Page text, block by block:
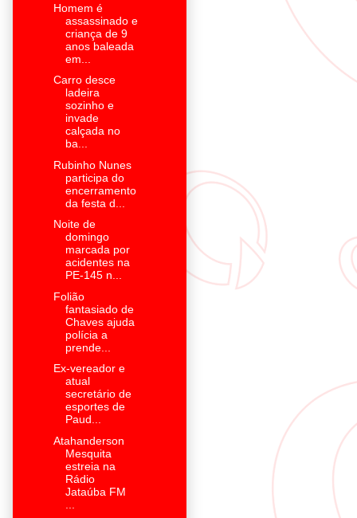
Homem é
assassinado e
criança de 9
anos baleada
em...
Carro desce
ladeira
sozinho e
invade
calçada no
ba...
Rubinho Nunes
participa do
encerramento
da festa d...
Noite de
domingo
marcada por
acidentes na
PE-145 n...
Folião
fantasiado de
Chaves ajuda
polícia a
prende...
Ex-vereador e
atual
secretário de
esportes de
Paud...
Atahanderson
Mesquita
estreia na
Rádio
Jataúba FM